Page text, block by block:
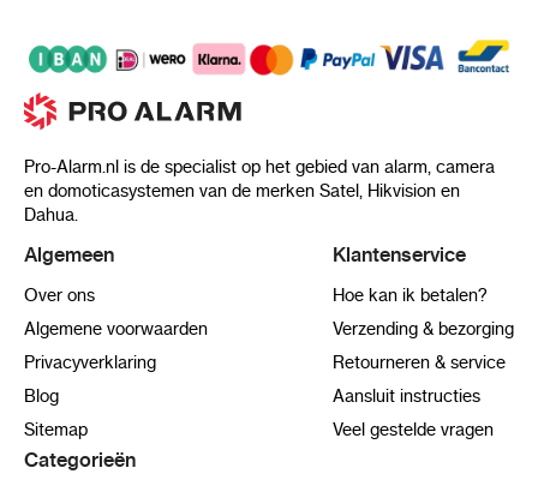
Pro-Alarm.nl is de specialist op het gebied van alarm, camera
en domoticasystemen van de merken Satel, Hikvision en
Dahua.
Algemeen
Over ons
Algemene voorwaarden
Privacyverklaring
Blog
Sitemap
Klantenservice
Hoe kan ik betalen?
Verzending & bezorging
Retourneren & service
Aansluit instructies
Veel gestelde vragen
Categorieën